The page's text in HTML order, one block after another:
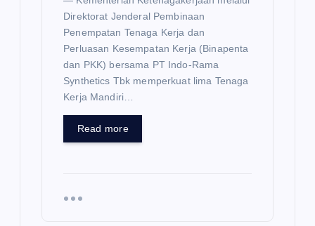
Direktorat Jenderal Pembinaan
Penempatan Tenaga Kerja dan
Perluasan Kesempatan Kerja (Binapenta
dan PKK) bersama PT Indo-Rama
Synthetics Tbk memperkuat lima Tenaga
Kerja Mandiri…
Read more